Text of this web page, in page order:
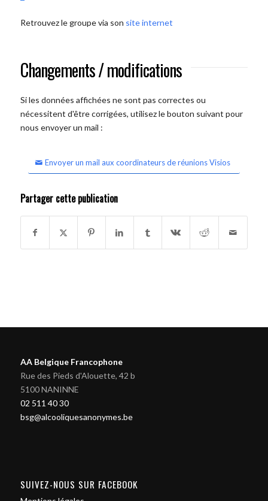
Retrouvez le groupe via son site internet
Changements / modifications
Si les données affichées ne sont pas correctes ou
nécessitent d'être corrigées, utilisez le bouton suivant pour
nous envoyer un mail :
Envoyer un mail aux coordinateurs de réunions Visios
Partager cette publication
AA Belgique Francophone
Rue des Pieds d'Alouette, 42 b
5100 NANINNE
02 511 40 30
bsg@alcooliquesanonymes.be
SUIVEZ-NOUS SUR FACEBOOK